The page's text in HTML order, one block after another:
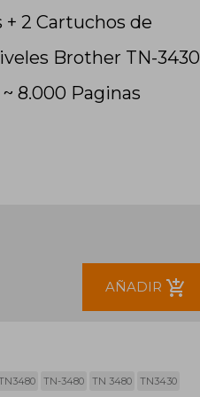
+ 2 Cartuchos de
Brother TN-3430
8.000 Paginas
AÑADIR add_shopping_cart
TN-3480 TN 3480
TN3430